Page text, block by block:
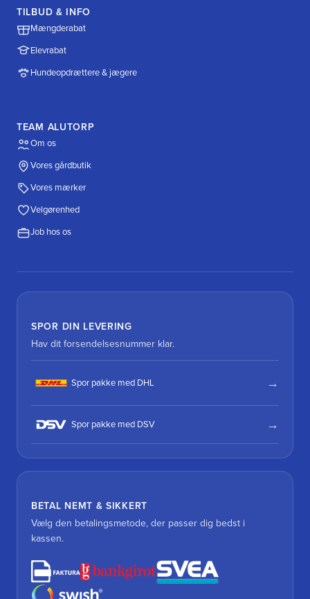
TILBUD & INFO
Mængderabat
Elevrabat
Hundeopdrættere & jægere
TEAM ALUTORP
Om os
Vores gårdbutik
Vores mærker
Velgørenhed
Job hos os
SPOR DIN LEVERING
Hav dit forsendelsesnummer klar.
Spor pakke med DHL
Spor pakke med DSV
BETAL NEMT & SIKKERT
Vælg den betalingsmetode, der passer dig bedst i
kassen.